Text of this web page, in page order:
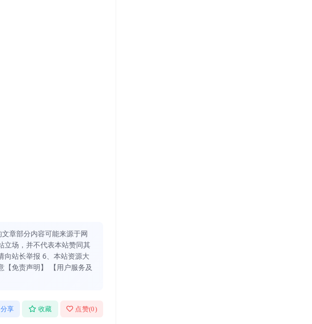
章部分内容可能来源于网
立场，并不代表本站赞同其
向站长举报 6、本站资源大
【免责声明】 【用户服务及
分享 收藏 点赞(0)